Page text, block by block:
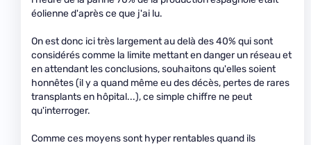
éolienne d'après ce que j'ai lu.
On est donc ici très largement au delà des 40% qui sont
considérés comme la limite mettant en danger un réseau et
en attendant les conclusions, souhaitons qu'elles soient
honnêtes (il y a quand même eu des décès, pertes de rares
transplants en hôpital...), ce simple chiffre ne peut
qu'interroger.
Comme ces moyens sont hyper rentables quand ils